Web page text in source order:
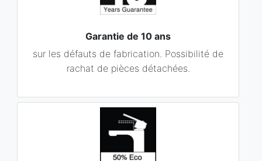
Garantie de 10 ans
sur les défauts de fabrication. Possibilité de
rachat de pièces détachées.